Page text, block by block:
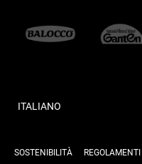
ITALIANO
SOSTENIBILITÀ REGOLAMENTI